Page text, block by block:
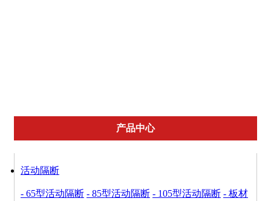
产品中心
活动隔断
- 65型活动隔断 - 85型活动隔断 - 105型活动隔断 - 板材